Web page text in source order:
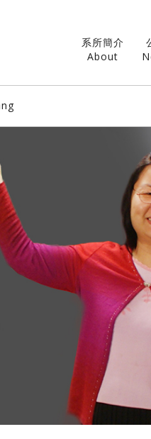
系所簡介
About